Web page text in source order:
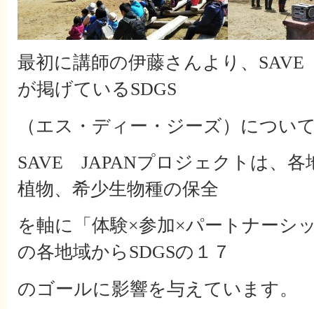
最初に講師の伊藤さんより、
が掲げているSDGS
（エス・ディー・ジーズ）につい
SAVE JAPANプロジェクトは、各
植物、希少生物種の保全
を軸に「体験×参加×パートナーシ
の各地域からSDGSの１７
のゴールに影響を与えています。